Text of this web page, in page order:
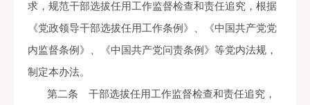
求，规范干部选拔任用工作监督检查和责任追究，根据
《党政领导干部选拔任用工作条例》、《中国共产党党
内监督条例》、《中国共产党问责条例》等党内法规，
制定本办法。
第二条 干部选拔任用工作监督检查和责任追究，